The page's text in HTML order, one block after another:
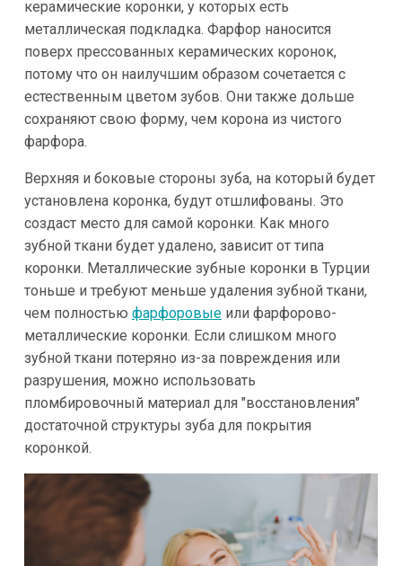
керамические коронки, у которых есть
металлическая подкладка. Фарфор наносится
поверх прессованных керамических коронок,
потому что он наилучшим образом сочетается с
естественным цветом зубов. Они также дольше
сохраняют свою форму, чем корона из чистого
фарфора.
Верхняя и боковые стороны зуба, на который будет
установлена коронка, будут отшлифованы. Это
создаст место для самой коронки. Как много
зубной ткани будет удалено, зависит от типа
коронки. Металлические зубные коронки в Турции
тоньше и требуют меньше удаления зубной ткани,
чем полностью фарфоровыеили фарфорово-
металлические коронки. Если слишком много
зубной ткани потеряно из-за повреждения или
разрушения, можно использовать
пломбировочный материал для "восстановления"
достаточной структуры зуба для покрытия
коронкой.